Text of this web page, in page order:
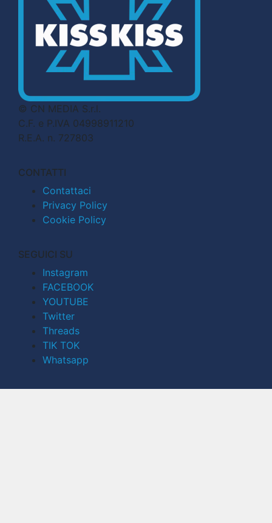
© CN MEDIA S.r.l.
C.F. e P.IVA 04998911210
R.E.A. n. 727803
CONTATTI
Contattaci
Privacy Policy
Cookie Policy
SEGUICI SU
Instagram
FACEBOOK
YOUTUBE
Twitter
Threads
TIK TOK
Whatsapp